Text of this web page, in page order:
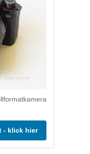
- klick hier